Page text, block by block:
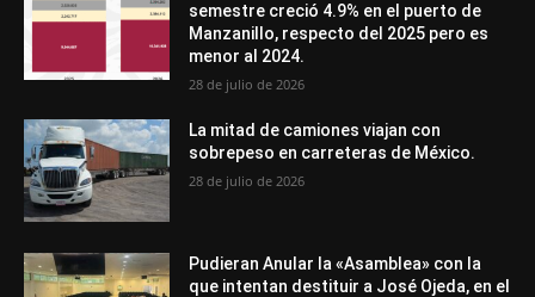
semestre creció 4.9% en el puerto de
Manzanillo, respecto del 2025 pero es
menor al 2024.
28 de julio de 2026
La mitad de camiones viajan con
sobrepeso en carreteras de México.
28 de julio de 2026
Pudieran Anular la «Asamblea» con la
que intentan destituir a José Ojeda, en el